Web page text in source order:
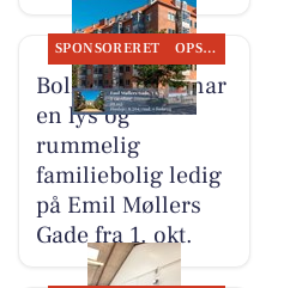
SPONSORERET OPSLAGSTAVLEN
Bolig Horsens har
en lys og
rummelig
familiebolig ledig
på Emil Møllers
Gade fra 1. okt.